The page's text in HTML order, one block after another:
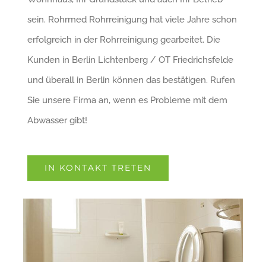
sein. Rohrmed Rohrreinigung hat viele Jahre schon
erfolgreich in der Rohrreinigung gearbeitet. Die
Kunden in Berlin Lichtenberg / OT Friedrichsfelde
und überall in Berlin können das bestätigen. Rufen
Sie unsere Firma an, wenn es Probleme mit dem
Abwasser gibt!
IN KONTAKT TRETEN